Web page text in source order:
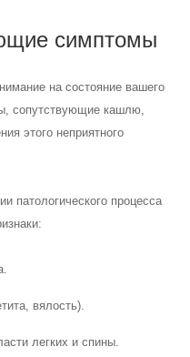
симптомы
на состояние вашего
сопутствующие кашлю,
этого неприятного
патологического процесса
вялость).
легких и спины.